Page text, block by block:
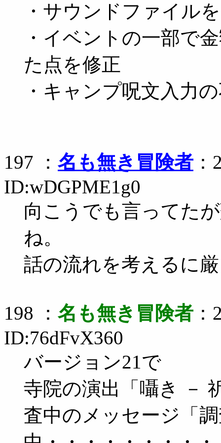
・サウンドファイル
・イベントの一部で
た点を修正
・キャンプ呪文入力
197 ： 名も無き冒険者
ID:wDGPME1g0
向こうでも言ってた
ね。
話の流れを考えるに
198 ： 名も無き冒険者
ID:76dFvX360
バージョン21で
寺院の演出「囁き －
査中のメッセージ「